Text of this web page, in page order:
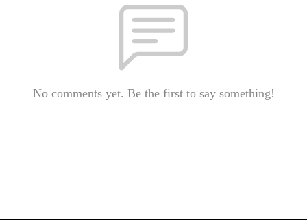
No comments yet. Be the first to say something!